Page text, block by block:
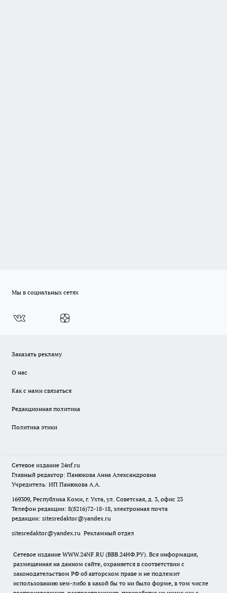
Мы в социальных сетях
Заказать рекламу
О нас
Как с нами связаться
Редакционная политика
Политика этики
Сетевое издание 24nf.ru
Главный редактор: Панюкова Анна Александровна
Учредитель: ИП Панюкова А.А.
169309, Республика Коми, г. Ухта, ул. Советская, д. 3, офис 23
Телефон редакции: 8(8216)72-18-18, электронная почта
редакции: sitesredaktor@yandex.ru
sitesredaktor@yandex.ru Рекламный отдел
Сетевое издание WWW.24NF.RU (ВВВ.24НФ.РУ). Вся информация,
размещенная на данном сайте, охраняется в соответствии с
законодательством РФ об авторском праве и не подлежит
использованию кем-либо в какой бы то ни было форме, в том числе